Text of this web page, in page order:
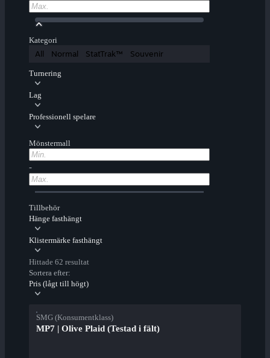
Kategori
All Normal StatTrak™ Souvenir
Turnering
Lag
Professionell spelare
Mönstermall
-
Tillbehör
Hänge fasthängt
Klistermärke fasthängt
Hittade 62 resultat
Sortera efter:
Pris (lågt till högt)
SMG (Konsumentklass)
MP7 | Olive Plaid (Testad i fält)